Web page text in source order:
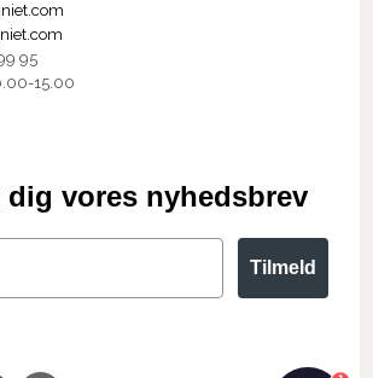
95
15.00
vores nyhedsbrev
Tilmeld